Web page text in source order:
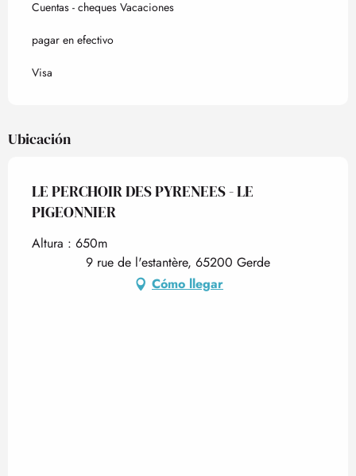
Cuentas - cheques Vacaciones
pagar en efectivo
Visa
Ubicación
LE PERCHOIR DES PYRENEES - LE
PIGEONNIER
Altura : 650m
9 rue de l'estantère, 65200 Gerde
Cómo llegar